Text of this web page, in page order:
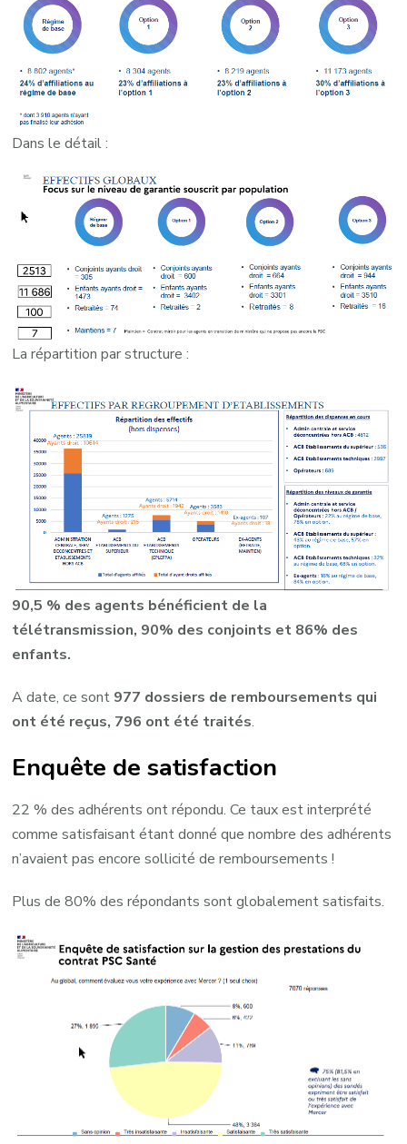
Dans le détail :
La répartition par structure :
90,5 % des agents bénéficient de la
télétransmission, 90% des conjoints et 86% des
enfants.
A date, ce sont 977 dossiers de remboursements qui
ont été reçus, 796 ont été traités.
Enquête de satisfaction
22 % des adhérents ont répondu. Ce taux est interprété
comme satisfaisant étant donné que nombre des adhérents
n’avaient pas encore sollicité de remboursements !
Plus de 80% des répondants sont globalement satisfaits.